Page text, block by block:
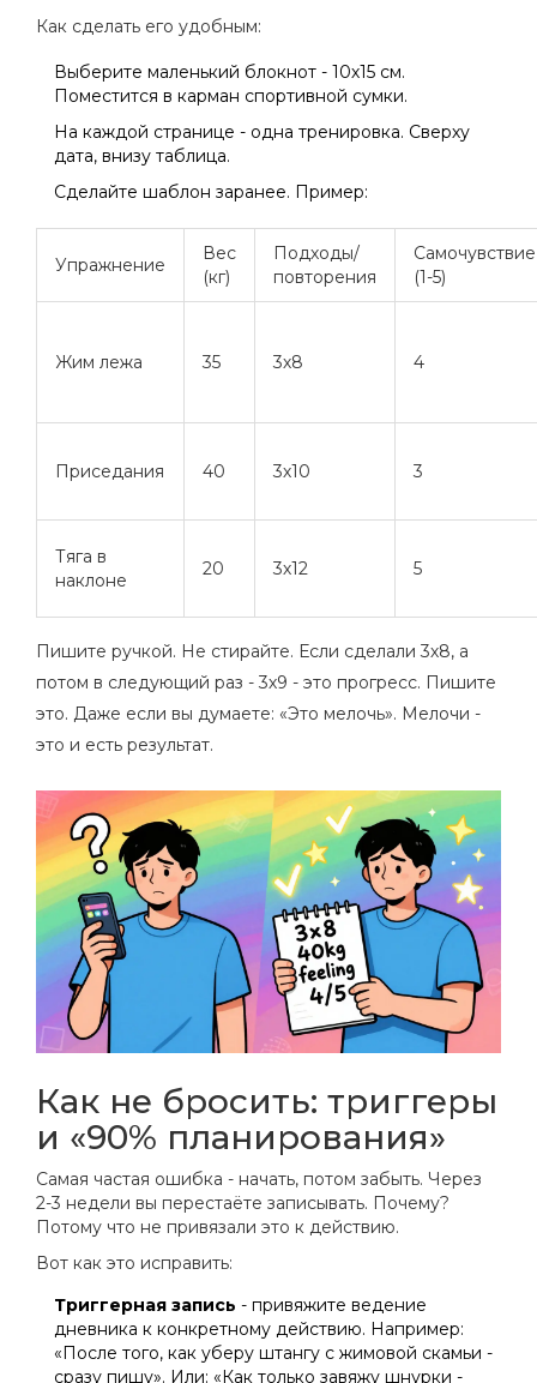
Как сделать его удобным:
Выберите маленький блокнот - 10х15 см.
Поместится в карман спортивной сумки.
На каждой странице - одна тренировка. Сверху
дата, внизу таблица.
Сделайте шаблон заранее. Пример:
Упражнение
Вес
(кг)
Подходы/
повторения
Самочувствие
(1-5)
Жим лежа 35 3х8 4
Приседания 40 3х10 3
Тяга в
наклоне
20 3х12 5
Пишите ручкой. Не стирайте. Если сделали 3х8, а
потом в следующий раз - 3х9 - это прогресс. Пишите
это. Даже если вы думаете: «Это мелочь». Мелочи -
это и есть результат.
Как не бросить: триггеры
и «90% планирования»
Самая частая ошибка - начать, потом забыть. Через
2-3 недели вы перестаёте записывать. Почему?
Потому что не привязали это к действию.
Вот как это исправить:
Триггерная запись - привяжите ведение
дневника к конкретному действию. Например:
«После того, как уберу штангу с жимовой скамьи -
сразу пишу». Или: «Как только завяжу шнурки -